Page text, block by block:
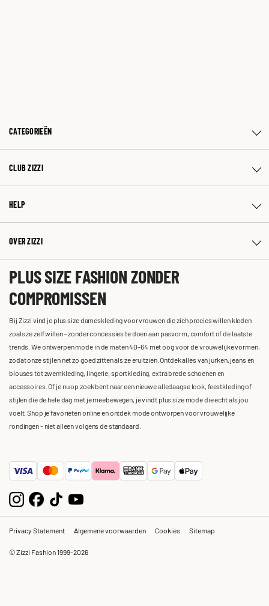
CATEGORIEËN
CLUB ZIZZI
HELP
OVER ZIZZI
PLUS SIZE FASHION ZONDER
COMPROMISSEN
Bij Zizzi vind je plus size dameskleding voor vrouwen die zich precies willen kleden
zoals ze zelf willen – zonder concessies te doen aan pasvorm, comfort of de laatste
trends. We ontwerpen mode in de maten 40-64 met oog voor de vrouwelijke vormen,
zodat onze stijlen net zo goed zitten als ze eruitzien. Ontdek alles van jurken, jeans en
blouses tot zwemkleding, lingerie, sportkleding, extra brede schoenen en
accessoires. Of je nu op zoek bent naar een nieuwe alledaagse look, feestkleding of
stijlen die de hele dag met je meebewegen, je vindt plus size mode die echt als jou
voelt. Shop je favorieten online en ontdek mode ontworpen voor vrouwelijke
rondingen – niet alleen volgens de standaard.
Privacy Statement Algemene voorwaarden Cookies Sitemap
© Zizzi Fashion 1999-2026